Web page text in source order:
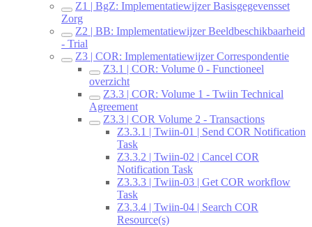
Z1 | BgZ: Implementatiewijzer Basisgegevensset
Zorg
Z2 | BB: Implementatiewijzer Beeldbeschikbaarheid
- Trial
Z3 | COR: Implementatiewijzer Correspondentie
Z3.1 | COR: Volume 0 - Functioneel
overzicht
Z3.3 | COR: Volume 1 - Twiin Technical
Agreement
Z3.3 | COR Volume 2 - Transactions
Z3.3.1 | Twiin-01 | Send COR Notification
Task
Z3.3.2 | Twiin-02 | Cancel COR
Notification Task
Z3.3.3 | Twiin-03 | Get COR workflow
Task
Z3.3.4 | Twiin-04 | Search COR
Resource(s)